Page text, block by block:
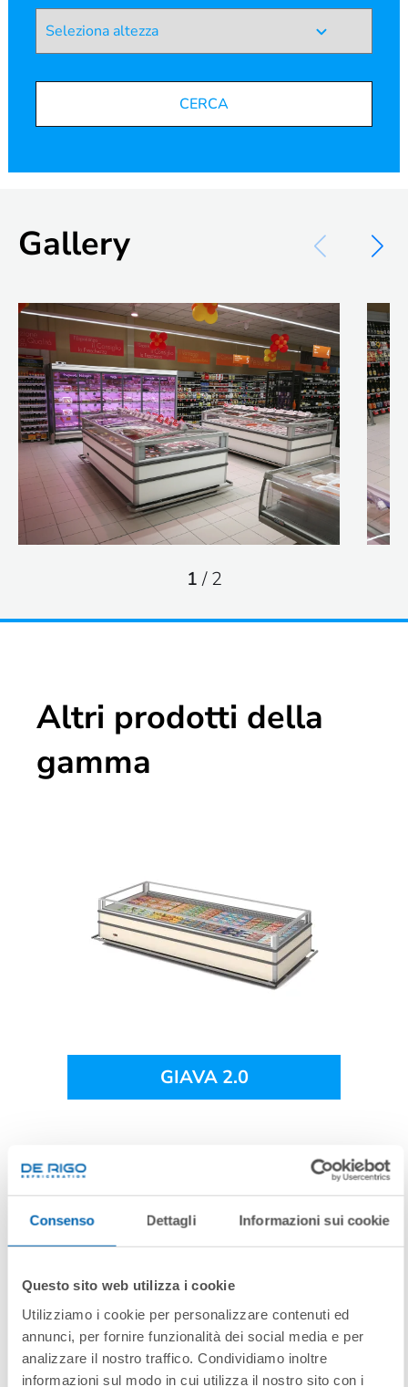
Consenso Dettagli Informazioni sui cookie
Utilizziamo i cookie per personalizzare contenuti ed
annunci, per fornire funzionalità dei social media e per
analizzare il nostro traffico. Condividiamo inoltre
informazioni sul modo in cui utilizza il nostro sito con i
nostri partner che si occupano di analisi dei dati web,
CERCA
Gallery
1/2
Altri prodotti della
gamma
GIAVA 2.0
GIAVA 2.0 BT